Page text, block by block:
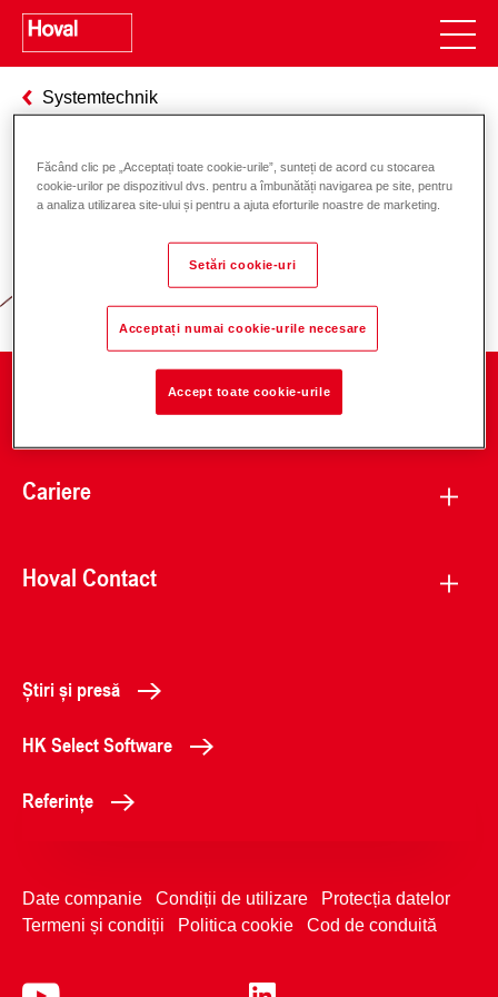
Systemtechnik
Responsabilitate pentru energie și
mediu
Cariere
Hoval Contact
Știri și presă
HK Select Software
Referințe
Date companie Condiții de utilizare
Protecția datelor
Termeni și condiții
Politica cookie Cod de conduită
Făcând clic pe „Acceptați toate cookie-urile”, sunteți de acord cu stocarea
cookie-urilor pe dispozitivul dvs. pentru a îmbunătăți navigarea pe site, pentru
a analiza utilizarea site-ului și pentru a ajuta eforturile noastre de marketing.
Setări cookie-uri
Acceptați numai cookie-urile necesare
Accept toate cookie-urile